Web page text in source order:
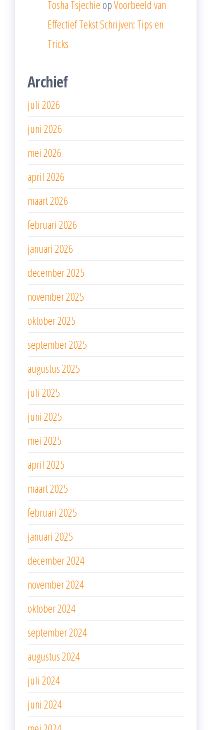
Tosha Tsjechie opVoorbeeld van
Effectief Tekst Schrijven: Tips en
Tricks
Archief
juli 2026
juni 2026
mei 2026
april 2026
maart 2026
februari 2026
januari 2026
december 2025
november 2025
oktober 2025
september 2025
augustus 2025
juli 2025
juni 2025
mei 2025
april 2025
maart 2025
februari 2025
januari 2025
december 2024
november 2024
oktober 2024
september 2024
augustus 2024
juli 2024
juni 2024